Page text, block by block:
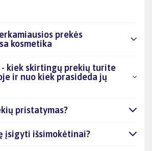
prekės
kosmetika
- kiek skirtingų prekių turite
ir nuo kiek prasideda jų
pristatymas?
įsigyti išsimokėtinai?